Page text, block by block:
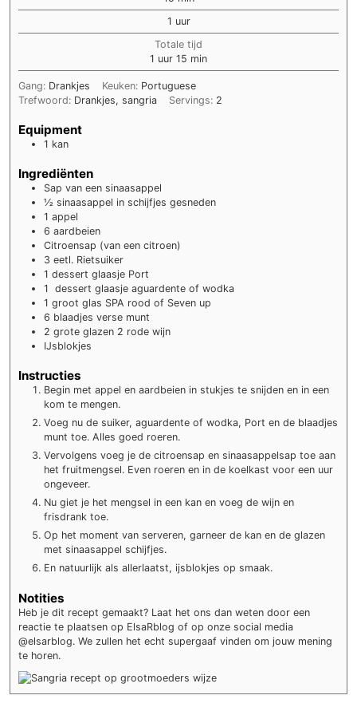
1uur
uur
Totale tijd
1 uur
uur 15 minuten
min
Gang: Drankjes Keuken: Portuguese
Trefwoord: Drankjes, sangria Servings: 2
Equipment
1 kan
Ingrediënten
Sap van een sinaasappel
½ sinaasappel in schijfjes gesneden
1 appel
6 aardbeien
Citroensap (van een citroen)
3 eetl. Rietsuiker
1 dessert glaasje Port
1 dessert glaasje aguardente of wodka
1 groot glas SPA rood of Seven up
6 blaadjes verse munt
2 grote glazen 2 rode wijn
IJsblokjes
Instructies
Begin met appel en aardbeien in stukjes te snijden en in een
kom te mengen.
Voeg nu de suiker, aguardente of wodka, Port en de blaadjes
munt toe. Alles goed roeren.
Vervolgens voeg je de citroensap en sinaasappelsap toe aan
het fruitmengsel. Even roeren en in de koelkast voor een uur
ongeveer.
Nu giet je het mengsel in een kan en voeg de wijn en
frisdrank toe.
Op het moment van serveren, garneer de kan en de glazen
met sinaasappel schijfjes.
En natuurlijk als allerlaatst, ijsblokjes op smaak.
Notities
Heb je dit recept gemaakt? Laat het ons dan weten door een
reactie te plaatsen op ElsaRblog of op onze social media
@elsarblog. We zullen het echt supergaaf vinden om jouw mening
te horen.